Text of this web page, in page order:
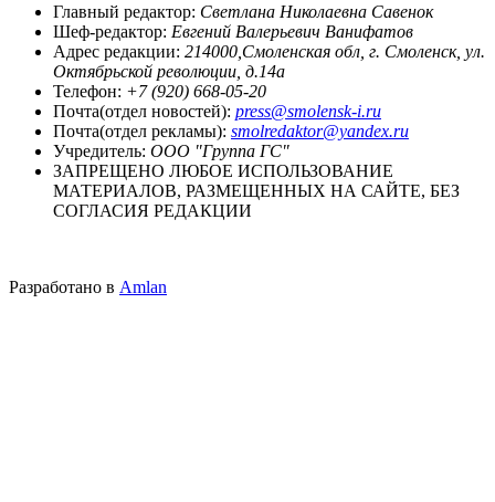
Главный редактор: Светлана Николаевна Савенок
Шеф-редактор: Евгений Валерьевич Ванифатов
Адрес редакции: 214000,Смоленская обл, г. Смоленск, ул.
Октябрьской революции, д.14а
Телефон: +7 (920) 668-05-20
Почта(отдел новостей): press@smolensk-i.ru
Почта(отдел рекламы): smolredaktor@yandex.ru
Учредитель: ООО "Группа ГС"
ЗАПРЕЩЕНО ЛЮБОЕ ИСПОЛЬЗОВАНИЕ
МАТЕРИАЛОВ, РАЗМЕЩЕННЫХ НА САЙТЕ, БЕЗ
СОГЛАСИЯ РЕДАКЦИИ
Разработано в Amlan